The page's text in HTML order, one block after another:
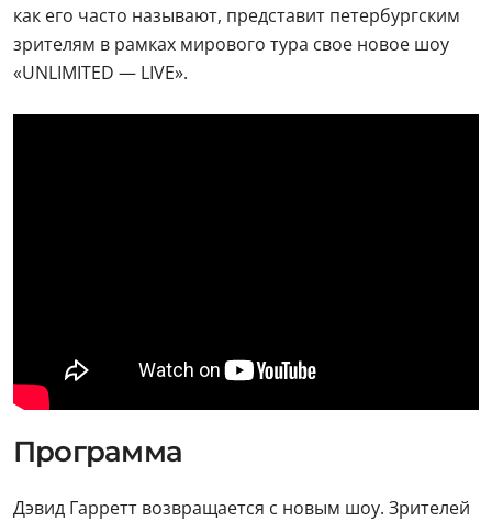
как его часто называют, представит петербургским
зрителям в рамках мирового тура свое новое шоу
«UNLIMITED — LIVE».
Программа
Дэвид Гарретт возвращается с новым шоу. Зрителей